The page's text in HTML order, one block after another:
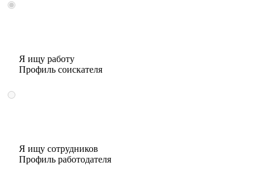
Я ищу работу
Профиль соискателя
Я ищу сотрудников
Профиль работодателя